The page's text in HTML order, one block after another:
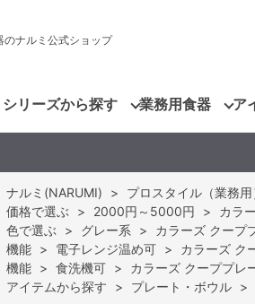
のナルミ公式ショップ
リーズから探す 業務用食器 ア
ナルミ(NARUMI) > プロスタイル（業務用
価格で選ぶ > 2000円～5000円 >
カラ
色で選ぶ > グレー系 >
カラーズ クープ
機能 > 電子レンジ温め可 >
カラーズ ク
機能 > 食洗機可 >
カラーズ クーププレ
アイテムから探す > プレート・ボウル >